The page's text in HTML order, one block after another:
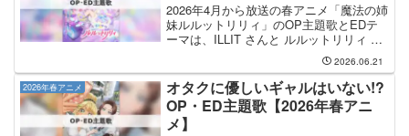
2026年4月から放送の春アニメ「魔法の姉
妹ルルットリリィ」のOP主題歌とEDテ
ーマは、ILLIT さんと ルルットリリィ さ
んが担当します。OP主題歌を手掛けるの
は ILLIT さんで、そのOP主題歌のタイト
ルは「Bubee」になります。...
2026.06.21
2026年春アニメ
オタクに優しいギャルはいない!?
OP・ED主題歌【2026年春アニ
メ】